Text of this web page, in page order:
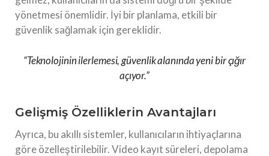
yönetmesi önemlidir. İyi bir planlama, etkili bir
güvenlik sağlamak için gereklidir.
“Teknolojinin ilerlemesi, güvenlik alanında yeni bir çığır
açıyor.”
Gelişmiş Özelliklerin Avantajları
Ayrıca, bu akıllı sistemler, kullanıcıların ihtiyaçlarına
göre özelleştirilebilir. Video kayıt süreleri, depolama